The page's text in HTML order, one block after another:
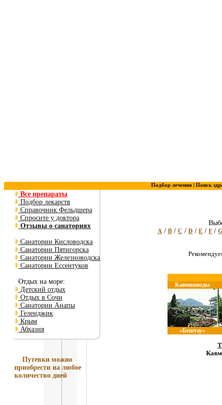
Подбор лечения | Поиск
Все препараты
Подбор лекарств
Справочник Фельдшера
Спросите у доктора
Отзывы о санаториях
Санатории Кисловодска
Санатории Пятигорска
Санатории Железноводска
Санатории Ессентуков
Отдых на море:
Детский отдых
Отдых в Сочи
Санатории Анапы
Геленджик
Крым
Абхазия
Путевки можно
приобрести на любое
количество дней
A / B / C / D / E / F / G
Кавминводы
«Бештау»